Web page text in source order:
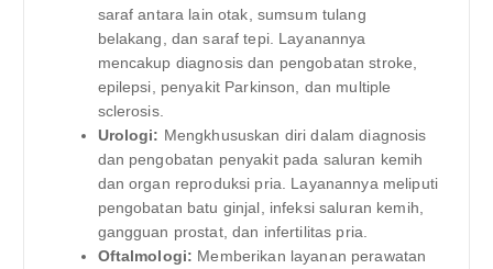
saraf antara lain otak, sumsum tulang
belakang, dan saraf tepi. Layanannya
mencakup diagnosis dan pengobatan stroke,
epilepsi, penyakit Parkinson, dan multiple
sclerosis.
Urologi: Mengkhususkan diri dalam diagnosis
dan pengobatan penyakit pada saluran kemih
dan organ reproduksi pria. Layanannya meliputi
pengobatan batu ginjal, infeksi saluran kemih,
gangguan prostat, dan infertilitas pria.
Oftalmologi: Memberikan layanan perawatan